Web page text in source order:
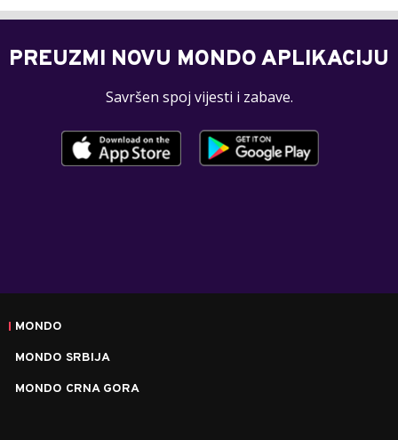
PREUZMI NOVU MONDO APLIKACIJU
Savršen spoj vijesti i zabave.
MONDO
MONDO SRBIJA
MONDO CRNA GORA